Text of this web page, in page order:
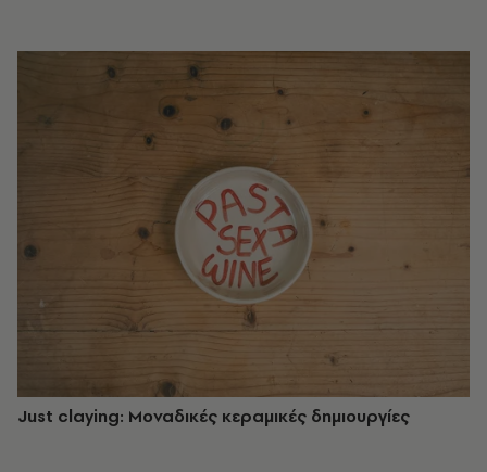
Just claying: Μοναδικές κεραμικές δημιουργίες